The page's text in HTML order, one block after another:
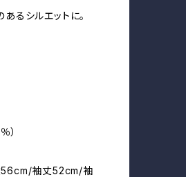
るシルエットに。
）
56cm/袖丈52cm/袖